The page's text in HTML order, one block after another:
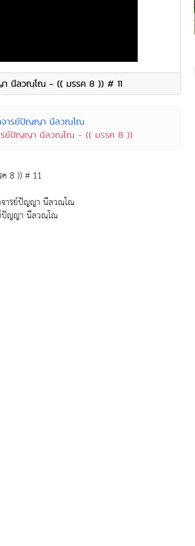
นีลวณฺโณ - (( มรรค 8 )) # 11
จารย์ปัญญา นีลวณฺโณ
รย์ปัญญา นีลวณฺโณ - (( มรรค 8 ))
8 )) # 11
จารย์ปัญญา นีลวณฺโณ
ปัญญา นีลวณฺโณ